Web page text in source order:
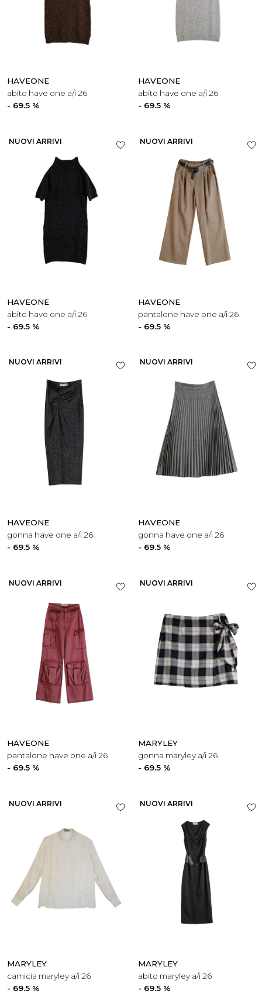
HAVEONE
abito have one a/i 26
- 69.5 %
HAVEONE
abito have one a/i 26
- 69.5 %
NUOVI ARRIVI
HAVEONE
abito have one a/i 26
- 69.5 %
NUOVI ARRIVI
HAVEONE
pantalone have one a/i 26
- 69.5 %
NUOVI ARRIVI
HAVEONE
gonna have one a/i 26
- 69.5 %
NUOVI ARRIVI
HAVEONE
gonna have one a/i 26
- 69.5 %
NUOVI ARRIVI
HAVEONE
pantalone have one a/i 26
- 69.5 %
NUOVI ARRIVI
MARYLEY
gonna maryley a/i 26
- 69.5 %
NUOVI ARRIVI
MARYLEY
camicia maryley a/i 26
- 69.5 %
NUOVI ARRIVI
MARYLEY
abito maryley a/i 26
- 69.5 %